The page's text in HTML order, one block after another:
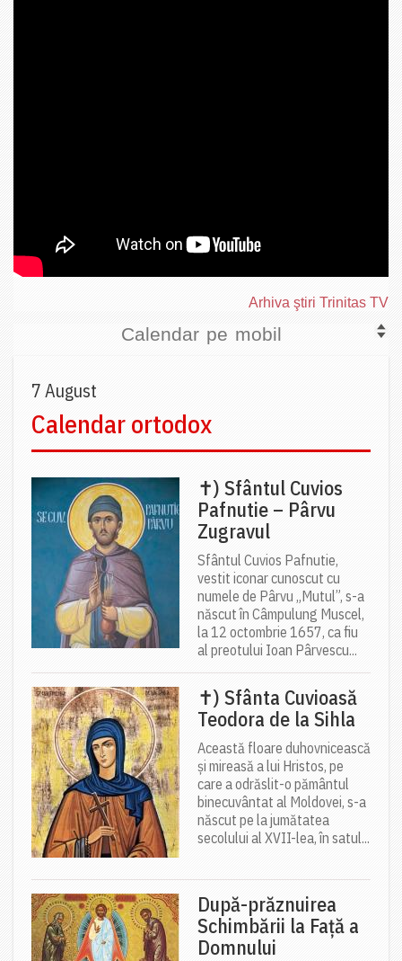
Arhiva ştiri Trinitas TV
Calendar pe mobil
7 August
Calendar ortodox
✝) Sfântul Cuvios
Pafnutie – Pârvu
Zugravul
Sfântul Cuvios Pafnutie,
vestit iconar cunoscut cu
numele de Pârvu „Mutul”, s-a
născut în Câmpulung Muscel,
la 12 octombrie 1657, ca fiu
al preotului Ioan Pârvescu...
✝) Sfânta Cuvioasă
Teodora de la Sihla
Această floare duhovnicească
și mireasă a lui Hristos, pe
care a odrăslit-o pământul
binecuvântat al Moldovei, s-a
născut pe la jumătatea
secolului al XVII-lea, în satul...
După-prăznuirea
Schimbării la Față a
Domnului